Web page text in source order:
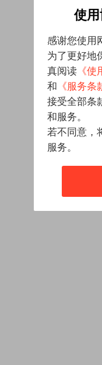
使
感谢您使用
为了更好地
真阅读 《使
和 《服务条
接受全部条
和服务。
若不同意，
服务。